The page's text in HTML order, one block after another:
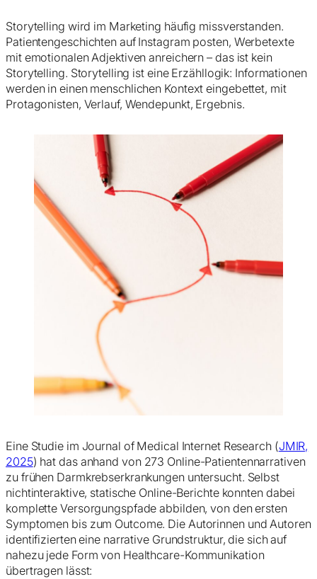
Storytelling wird im Marketing häufig missverstanden.
Patientengeschichten auf Instagram posten, Werbetexte
mit emotionalen Adjektiven anreichern – das ist kein
Storytelling. Storytelling ist eine Erzähllogik: Informationen
werden in einen menschlichen Kontext eingebettet, mit
Protagonisten, Verlauf, Wendepunkt, Ergebnis.
Eine Studie im Journal of Medical Internet Research (JMIR,
2025) hat das anhand von 273 Online-Patientennarrativen
zu frühen Darmkrebserkrankungen untersucht. Selbst
nichtinteraktive, statische Online-Berichte konnten dabei
komplette Versorgungspfade abbilden, von den ersten
Symptomen bis zum Outcome. Die Autorinnen und Autoren
identifizierten eine narrative Grundstruktur, die sich auf
nahezu jede Form von Healthcare-Kommunikation
übertragen lässt: